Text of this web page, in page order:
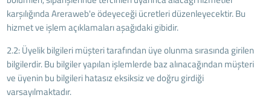
karşılığında Areraweb'e ödeyeceği ücretleri düzenleyecektir. Bu
hizmet ve işlem açıklamaları aşağıdaki gibidir.
2.2: Üyelik bilgileri müşteri tarafından üye olunma sırasında girilen
bilgilerdir. Bu bilgiler yapılan işlemlerde baz alınacağından müşteri
ve üyenin bu bilgileri hatasız eksiksiz ve doğru girdiği
varsayılmaktadır.